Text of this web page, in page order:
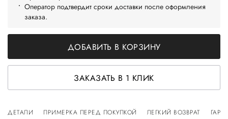
Оператор подтвердит сроки доставки после оформления
заказа.
ДОБАВИТЬ В КОРЗИНУ
ЗАКАЗАТЬ В 1 КЛИК
ДЕТАЛИ ПРИМЕРКА ПЕРЕД ПОКУПКОЙ ЛЕГКИЙ ВОЗВРАТ